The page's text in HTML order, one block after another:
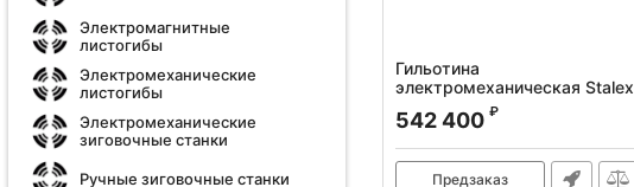
Электромагнитные
листогибы
Электромеханические
листогибы
Электромеханические
зиговочные станки
Ручные зиговочные станки
Гильотина
электромеханическая Stalex
Q11-3x1500
Артикул: 386002
542 400 ₽
Предзаказ